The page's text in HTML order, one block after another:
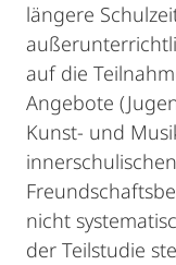
längere
auf die
Angebote
Kunst- und
nicht
der Teilstudie